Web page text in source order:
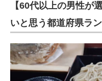
【60代以上の男性が
いと思う都道府県ラ